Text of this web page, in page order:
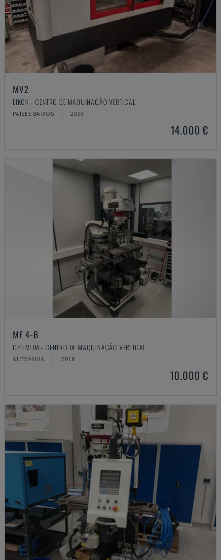
MV2
EIKON - CENTRO DE MAQUINAÇÃO VERTICAL
PAÍSES BAIXOS 2003
14.000 €
MF 4-B
OPTIMUM - CENTRO DE MAQUINAÇÃO VERTICAL
ALEMANHA 2018
10.000 €